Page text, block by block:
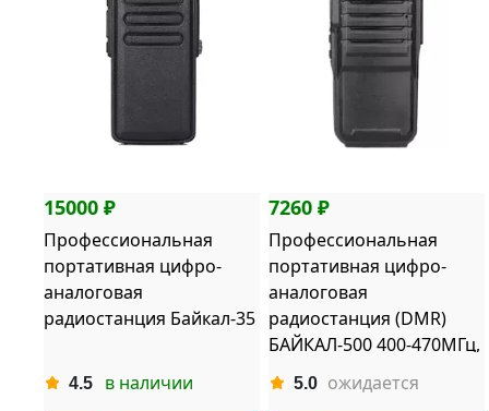
15000 ₽
Профессиональная
портативная цифро-
аналоговая
радиостанция Байкал-35
4.5 в наличии
7260 ₽
Профессиональная
портативная цифро-
аналоговая
радиостанция (DMR)
БАЙКАЛ-500 400-470МГц,
2000 мАч, 5Вт, ЗУ
5.0 ожидается